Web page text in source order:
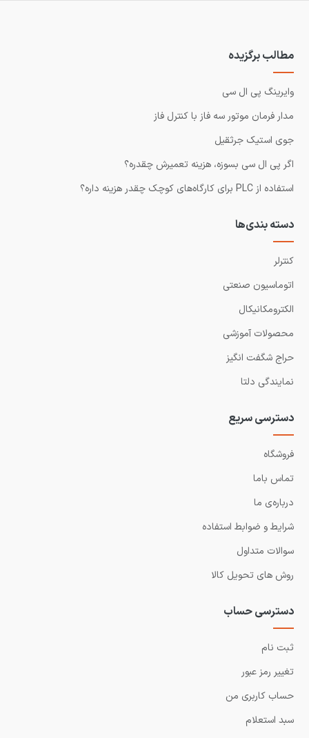
مطالب برگزیده
وایرینگ پی ال سی
مدار فرمان موتور سه فاز با کنترل فاز
جوی استیک جرثقیل
اگر پی ال سی بسوزه، هزینه تعمیرش چقدره؟
استفاده از PLC برای کارگاه‌های کوچک چقدر هزینه داره؟
دسته بندی‌ها
کنترلر
اتوماسیون صنعتی
الکترومکانیکال
محصولات آموزشی
حراج شگفت انگیز
نمایندگی دلتا
دسترسی سریع
فروشگاه
تماس باما
درباره‌ی ما
شرایط و ضوابط استفاده
سوالات متداول
روش های تحویل کالا
دسترسی حساب
ثبت نام
تغییر رمز عبور
حساب کاربری من
سبد استعلام